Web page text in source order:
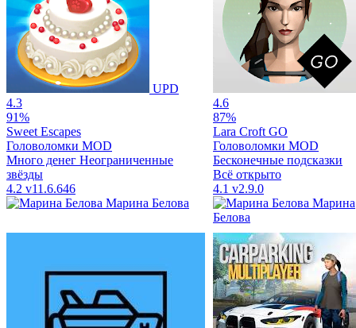
UPD
4.3
91%
Sweet Escapes
Головоломки MOD
Много денег Неограниченные
звёзды
4.2 v11.6.646
Марина Белова
4.6
87%
Lara Croft GO
Головоломки MOD
Бесконечные подсказки
Всё открыто
4.1 v2.9.0
Марина
Белова